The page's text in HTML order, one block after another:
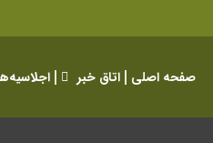
صفحه اصلی اتاق خبر